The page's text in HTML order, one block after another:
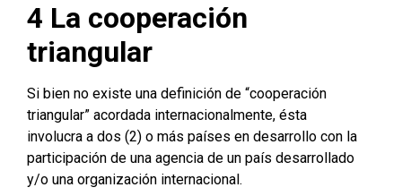
4 La cooperación
triangular
Si bien no existe una definición de “cooperación
triangular” acordada internacionalmente, ésta
involucra a dos (2) o más países en desarrollo con la
participación de una agencia de un país desarrollado
y/o una organización internacional.